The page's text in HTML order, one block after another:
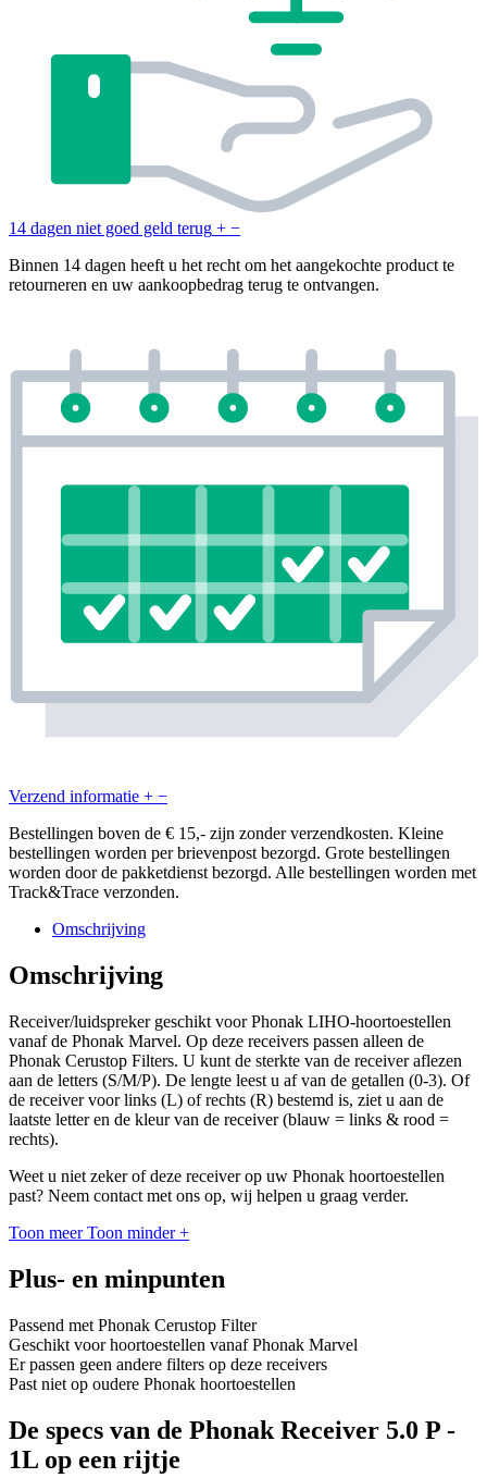
14 dagen niet goed geld terug + −
Binnen 14 dagen heeft u het recht om het aangekochte product te
retourneren en uw aankoopbedrag terug te ontvangen.
Verzend informatie + −
Bestellingen boven de € 15,- zijn zonder verzendkosten. Kleine
bestellingen worden per brievenpost bezorgd. Grote bestellingen
worden door de pakketdienst bezorgd. Alle bestellingen worden met
Track&Trace verzonden.
Omschrijving
Omschrijving
Receiver/luidspreker geschikt voor Phonak LIHO-hoortoestellen
vanaf de Phonak Marvel. Op deze receivers passen alleen de
Phonak Cerustop Filters. U kunt de sterkte van de receiver aflezen
aan de letters (S/M/P). De lengte leest u af van de getallen (0-3). Of
de receiver voor links (L) of rechts (R) bestemd is, ziet u aan de
laatste letter en de kleur van de receiver (blauw = links & rood =
rechts).
Weet u niet zeker of deze receiver op uw Phonak hoortoestellen
past? Neem contact met ons op, wij helpen u graag verder.
Toon meer Toon minder +
Plus- en minpunten
Passend met Phonak Cerustop Filter
Geschikt voor hoortoestellen vanaf Phonak Marvel
Er passen geen andere filters op deze receivers
Past niet op oudere Phonak hoortoestellen
De specs van de Phonak Receiver 5.0 P -
1L op een rijtje